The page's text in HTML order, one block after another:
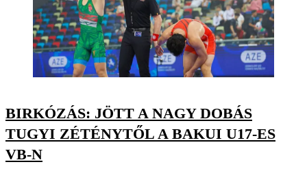
BIRKÓZÁS: JÖTT A NAGY DOBÁS
TUGYI ZÉTÉNYTŐL A BAKUI U17-ES
VB-N